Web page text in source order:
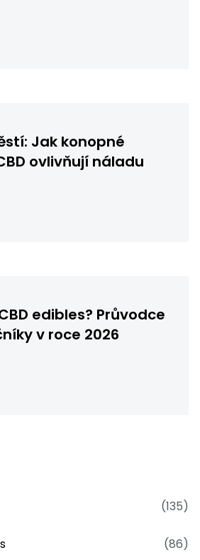
Jak konopné
ovlivňují náladu
edibles? Průvodce
v roce 2026
(135)
(86)